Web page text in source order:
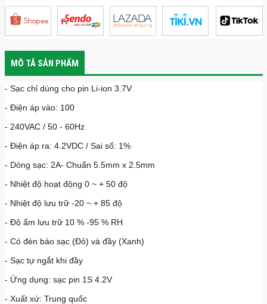
MÔ TẢ SẢN PHẨM
- Sạc chỉ dùng cho pin Li-ion 3.7V
- Điện áp vào: 100
- 240VAC / 50 - 60Hz
- Điện áp ra: 4.2VDC / Sai số: 1%
- Dòng sạc: 2A- Chuẩn 5.5mm x 2.5mm
- Nhiệt độ hoạt động 0 ~ + 50 độ
- Nhiệt độ lưu trữ -20 ~ + 85 độ
- Độ ẩm lưu trữ 10 % -95 % RH
- Có đèn báo sạc (Đỏ) và đầy (Xanh)
- Sạc tự ngắt khi đầy
- Ứng dụng: sạc pin 1S 4.2V
- Xuất xứ: Trung quốc